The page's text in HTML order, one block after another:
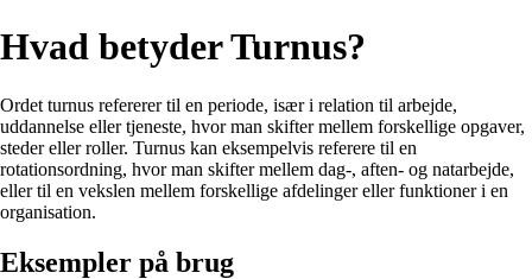
Hvad betyder Turnus?
Ordet turnus refererer til en periode, især i relation til arbejde,
uddannelse eller tjeneste, hvor man skifter mellem forskellige opgaver,
steder eller roller. Turnus kan eksempelvis referere til en
rotationsordning, hvor man skifter mellem dag-, aften- og natarbejde,
eller til en vekslen mellem forskellige afdelinger eller funktioner i en
organisation.
Eksempler på brug